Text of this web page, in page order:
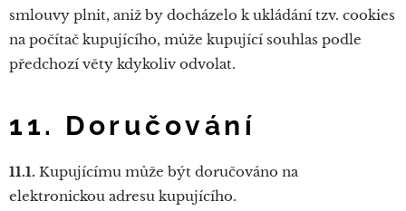
smlouvy plnit, aniž by docházelo k ukládání tzv. cookies
na počítač kupujícího, může kupující souhlas podle
předchozí věty kdykoliv odvolat.
11. Doručování
11.1. Kupujícímu může být doručováno na
elektronickou adresu kupujícího.